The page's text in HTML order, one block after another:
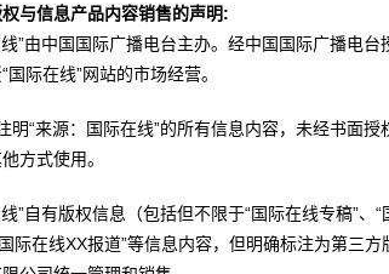
与信息产品内容销售的声明:
”由中国国际广播电台主办。经中国国际广播电
国际在线”网站的市场经营。
明“来源：国际在线”的所有信息内容，未经书面
方式使用。
”自有版权信息（包括但不限于“国际在线专稿”、
际在线XX报道”等信息内容，但明确标注为第三